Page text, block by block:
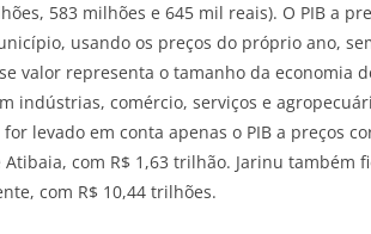
583 milhões e 645 mil reais). O PIB a
usando os preços do próprio ano,
valor representa o tamanho da economia
indústrias, comércio, serviços e
for levado em conta apenas o PIB a preços
Atibaia, com R$ 1,63 trilhão. Jarinu também
com R$ 10,44 trilhões.